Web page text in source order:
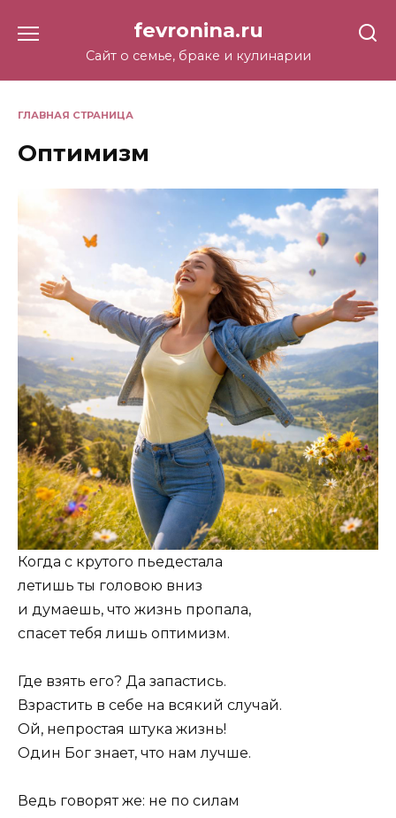
содержанию
fevronina.ru
Сайт о семье, браке и кулинарии
ГЛАВНАЯ СТРАНИЦА
Оптимизм
Когда с крутого пьедестала
летишь ты головою вниз
и думаешь, что жизнь пропала,
спасет тебя лишь оптимизм.
Где взять его? Да запастись.
Взрастить в себе на всякий случай.
Ой, непростая штука жизнь!
Один Бог знает, что нам лучше.
Ведь говорят же: не по силам